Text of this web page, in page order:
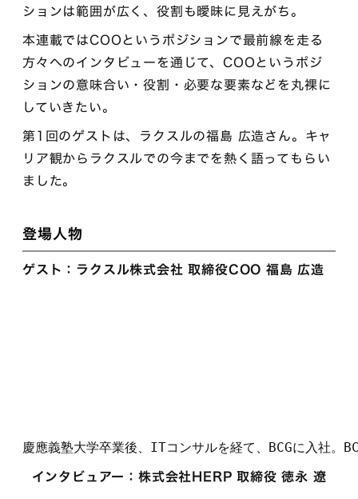
ションは範囲が広く、役割も曖昧に見えがち。
本連載ではCOOというポジションで最前線を走る
方々へのインタビューを通じて、COOというポジ
ションの意味合い・役割・必要な要素などを丸裸に
していきたい。
第1回のゲストは、ラクスルの福島 広造さん。キャ
リア観からラクスルでの今までを熱く語ってもらい
ました。
登場人物
ゲスト：ラクスル株式会社 取締役COO 福島 広造
慶應義塾大学卒業後、ITコンサルを経て、BCGに入社。
インタビュアー：株式会社HERP 取締役 徳永 遼